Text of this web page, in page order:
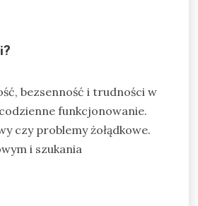
bezsenność i trudności w
funkcjonowanie.
czy problemy żołądkowe.
i szukania